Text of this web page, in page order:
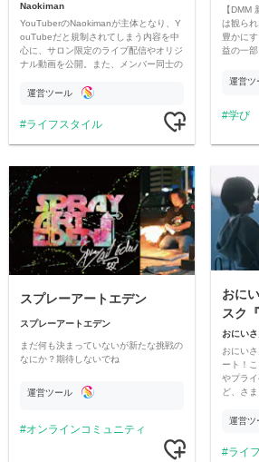
Naokiman
YouTuberのNaokimanが主体となり、Y
ouTubeだと規制されてしまう内容を中
心に、サロン限定のライブ配信やオリジ
ナル動画を公開。また、メンバー同士の
ただいています。
運営ツール
ライフスタイル
【DMM
は観ら
豊かに
益の一
す運営ツ
学び
スプレーアートエデン
スプレーアートエデン
まだ何も決まっていないが新たな挑戦の
なにか？期待しないでね
運営ツール
オンラインコミュニティ
おに
スク
おにい
おにい
ート！
やプラ
ど、さ
運営ツ
ライ